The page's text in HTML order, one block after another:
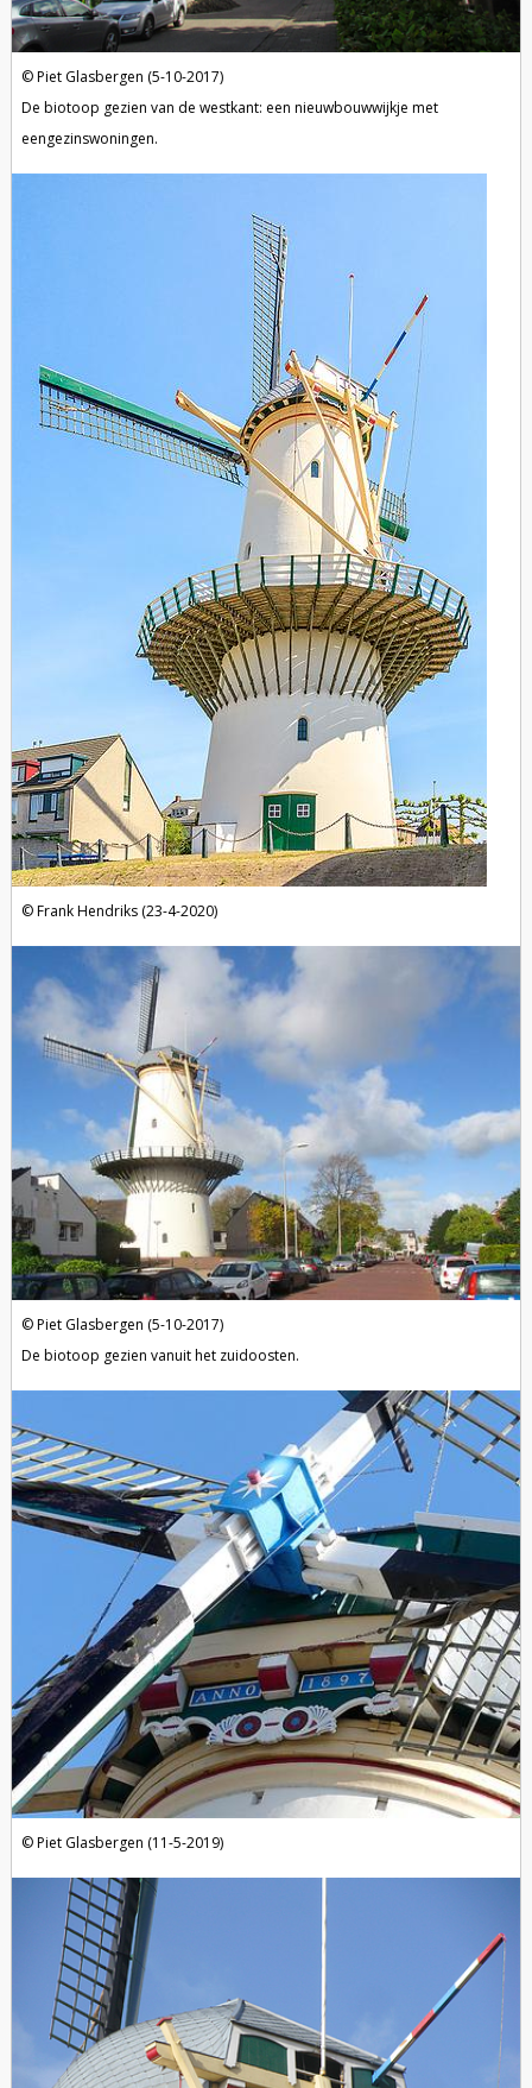
Piet Glasbergen (5-10-2017)
De biotoop gezien van de westkant: een nieuwbouwwijkje met
eengezinswoningen.
Frank Hendriks (23-4-2020)
Piet Glasbergen (5-10-2017)
De biotoop gezien vanuit het zuidoosten.
Piet Glasbergen (11-5-2019)